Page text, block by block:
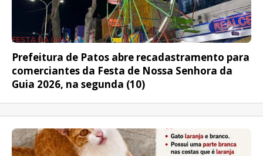
FESTA DA GUIA
Prefeitura de Patos abre recadastramento para
comerciantes da Festa de Nossa Senhora da
Guia 2026, na segunda (10)